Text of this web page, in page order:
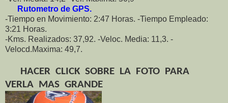
Rutometro de GPS.
-Tiempo en Movimiento: 2:47 Horas. -Tiempo Empleado:
3:21 Horas.
-Kms. Realizados: 37,92. -Veloc. Media: 11,3. -
Velocd.Maxima: 49,7.
HACER CLICK SOBRE LA FOTO
PARA
VERLA
MAS GRANDE